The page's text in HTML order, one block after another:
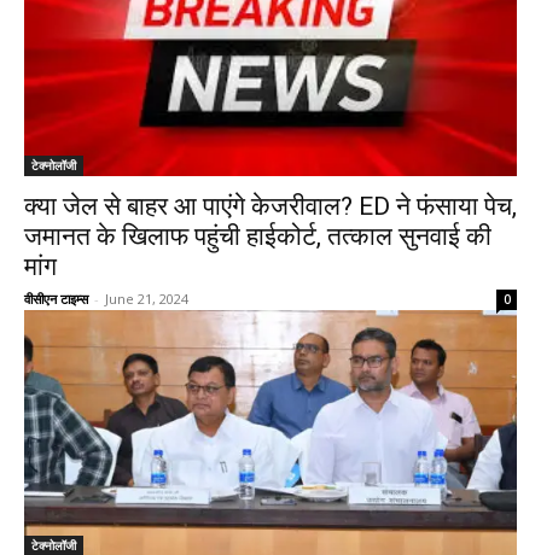
टेक्नोलॉजी
क्या जेल से बाहर आ पाएंगे केजरीवाल? ED ने फंसाया पेच,
जमानत के खिलाफ पहुंची हाईकोर्ट, तत्काल सुनवाई की
मांग
वीसीएन टाइम्स - June 21, 2024 0
टेक्नोलॉजी